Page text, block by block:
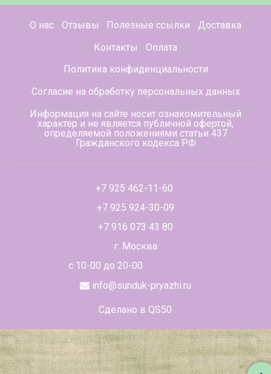
О нас Отзывы Полезные ссылки
Доставка
Контакты
Оплата
Политика конфиденциальности
Согласие на обработку персональных данных
Информация на сайте носит ознакомительный
характер и не является публичной офертой,
определяемой положениями статьи 437
Гражданского кодекса РФ
+7 925 462-11-60
+7 925 924-30-09
+7 916 073 43 80
г. Москва
с 10-00 до 20-00
info@sunduk-pryazhi.ru
Сделано в QS50